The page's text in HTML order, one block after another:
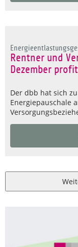
Rentner und
Dezember
Der dbb hat sich
Energiepauschale